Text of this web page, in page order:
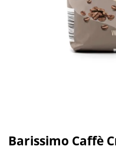
Barissimo Caffè